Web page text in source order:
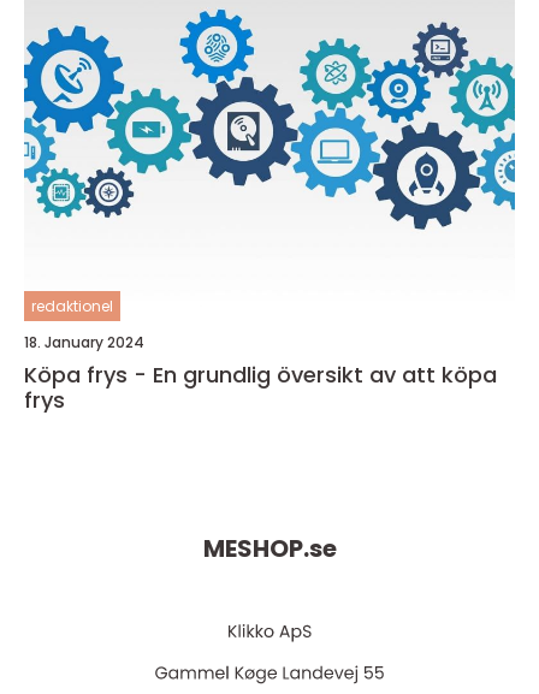
redaktionel
18. January 2024
Köpa frys - En grundlig översikt av att köpa
frys
MESHOP.se